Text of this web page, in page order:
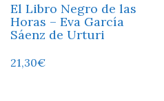
El Libro Negro de las
Horas – Eva García
Sáenz de Urturi
21,30€